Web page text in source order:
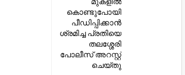
കൊണ്ടുപോയി
പീഡിപ്പിക്കാന്‍
ശ്രമിച്ച പ്രതിയെ
തലശ്ശേരി
പോലീസ് അറസ്റ്റ്
ചെയ്തു